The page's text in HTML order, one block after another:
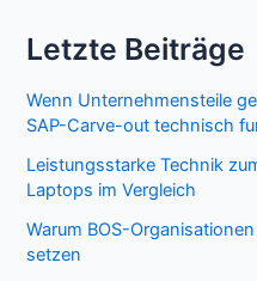
Letzte Beiträge
Wenn Unternehmensteile
SAP-Carve-out technisch
Leistungsstarke Technik
Laptops im Vergleich
Warum BOS-
setzen